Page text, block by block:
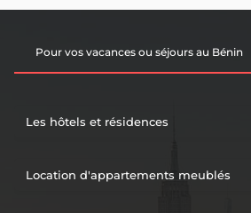
Pour vos vacances ou séjours au Bénin
Les hôtels et résidences
Location d'appartements meublés